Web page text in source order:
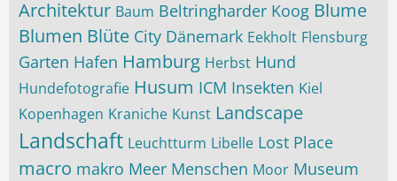
Architektur Baum Beltringharder Koog Blume
Blumen Blüte City Dänemark Eekholt Flensburg
Garten Hafen Hamburg Herbst Hund
Hundefotografie Husum ICM Insekten Kiel
Kopenhagen Kraniche Kunst Landscape
Landschaft Leuchtturm Libelle Lost Place
macro makro Meer Menschen Moor Museum